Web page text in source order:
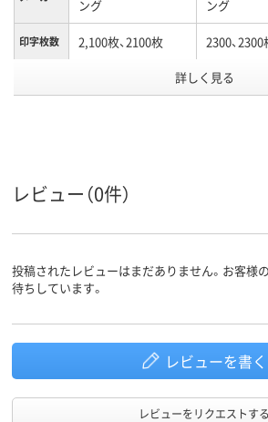
ング ング
印字枚数 2,100枚、2100枚 2300、2300
キヤノン
詳しく見る
レビュー（0件）
投稿されたレビューはまだありません。お客様
待ちしています。
レビューを書く
レビューをリクエストする